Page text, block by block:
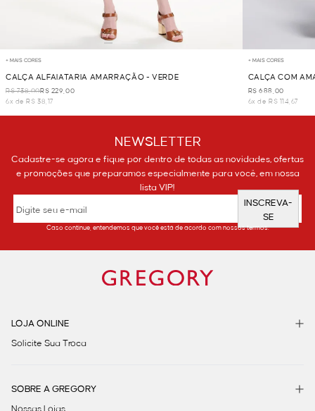
+ MAIS CORES
CALÇA ALFAIATARIA AMARRAÇÃO - VERDE
R$ 738,00R$ 229,00
6x de R$ 38,17
+ MAIS CORES
CALÇA COM
R$ 688,00
6x de R$ 114,67
NEWSLETTER
Cadastre-se agora e fique por dentro de todas as novidades, ofertas
e promoções que preparamos especialmente para você, em nossa
lista VIP!
INSCREVA-
SE
Caso continue, entendemos que você está de acordo com nossos termos.
LOJA ONLINE
Solicite Sua Troca
SOBRE A GREGORY